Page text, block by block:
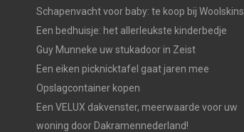
Schapenvacht voor baby: te koop bij Woolskins
Een bedhuisje: het allerleukste kinderbedje
Guy Munneke uw stukadoor in Zeist
Een eiken picknicktafel gaat jaren mee
Opslagcontainer kopen
Een VELUX dakvenster, meerwaarde voor uw
woning door Dakramennederland!